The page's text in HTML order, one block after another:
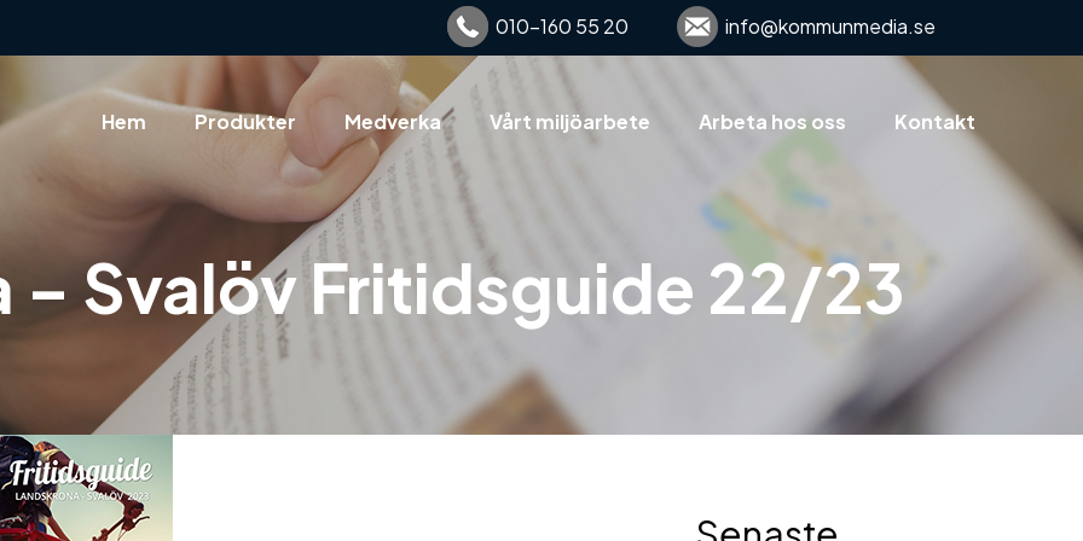
info@kommunmedia.se
010-160 55 20
Hem Produkter Medverka Vårt miljöarbete Arbeta hos oss Kontakt
– Svalöv Fritidsguide 22/23